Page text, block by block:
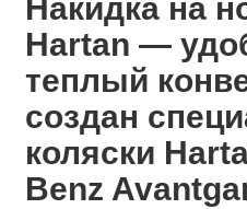
Накидка на
Hartan —
теплый
создан
коляски
Benz